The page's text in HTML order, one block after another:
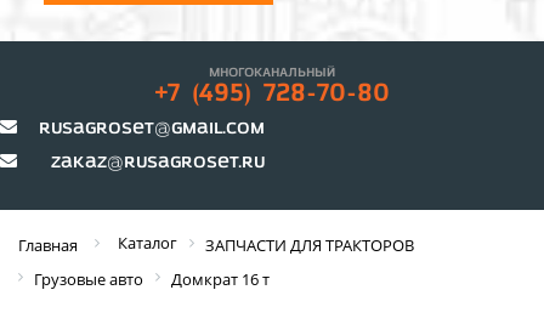
МНОГОКАНАЛЬНЫЙ
+7 (495) 728-70-80
rusagroset@gmail.com
zakaz@rusagroset.ru
Главная Каталог
ЗАПЧАСТИ ДЛЯ ТРАКТОРОВ
Грузовые авто
Домкрат 16 т